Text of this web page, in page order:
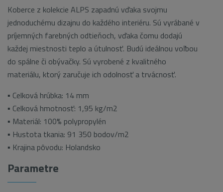
Koberce z kolekcie ALPS zapadnú vďaka svojmu
jednoduchému dizajnu do každého interiéru. Sú vyrábané v
príjemných farebných odtieňoch, vďaka čomu dodajú
každej miestnosti teplo a útulnosť. Budú ideálnou voľbou
do spálne či obývačky. Sú vyrobené z kvalitného
materiálu, ktorý zaručuje ich odolnosť a trvácnosť.
▪ Celková hrúbka: 14 mm
▪ Celková hmotnosť: 1,95 kg/m2
▪ Materiál: 100% polypropylén
▪ Hustota tkania: 91 350 bodov/m2
▪ Krajina pôvodu: Holandsko
Parametre